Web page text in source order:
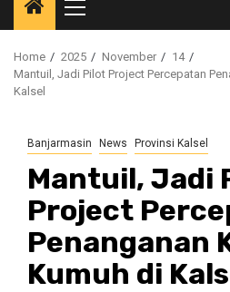
Primary
Menu
Home 2025 November
14
Mantuil, Jadi Pilot Project Percepatan
Kalsel
Banjarmasin News Provinsi Kalsel
Mantuil, Jadi
Project
Penanganan
Kumuh di